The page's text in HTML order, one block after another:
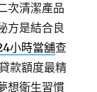
次清潔產品
方是結合良
小時當舖查
款額度最精
想衛生習慣